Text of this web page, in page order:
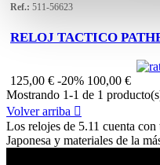
Ref.: 511-56623
RELOJ TACTICO
125,00 € -20% 100,00 €
Mostrando 1-1 de 1
Volver arriba 
Los relojes de 5.11 cuenta
Japonesa y materiales de la